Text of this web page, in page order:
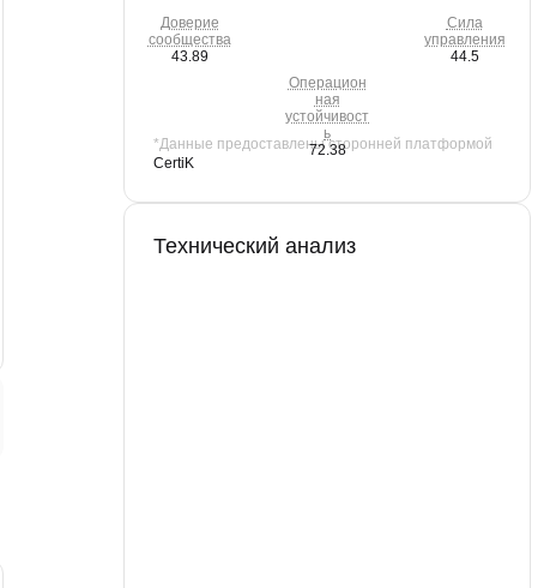
Доверие
сообщества
43.89
Операцион
ная
устойчивост
ь
72.38
Сила
управления
44.5
*Данные предоставлены сторонней платформой
CertiK
Технический анализ